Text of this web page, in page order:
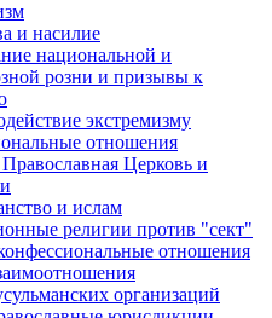
и насилие
национальной и
розни и призывы к
экстремизму
отношения
Православная Церковь и
и ислам
религии против "сект"
отношения
организаций